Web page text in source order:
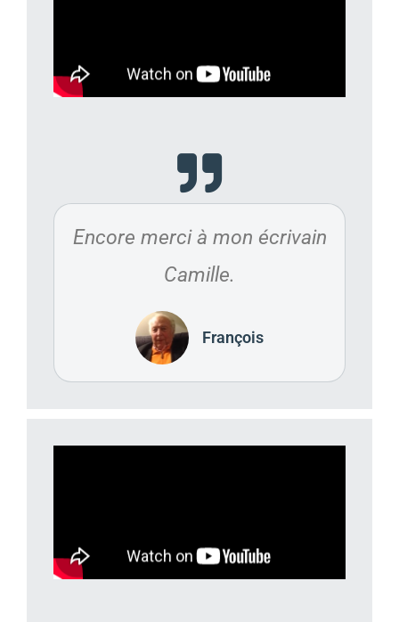
Encore merci à mon écrivain
Camille.
François